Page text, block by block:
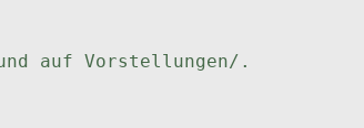
auf Vorstellungen/.